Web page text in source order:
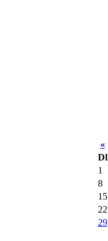
«
Dl
1
8
15
22
29